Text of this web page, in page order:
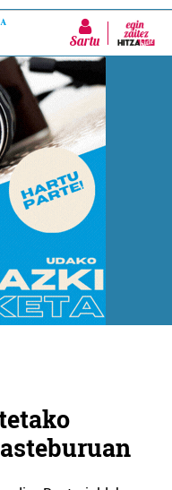
Sartu